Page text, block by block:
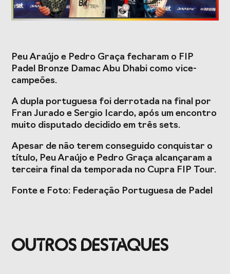
Estudos e Projetos
Português, o seu
financiamento
(1996-2024) e o seu
setor do Desporto
em Portugal e
Projetos Europeus
Eventos
Presidentes de
de Portugal
Desporto
Peu Araújo e Pedro Graça fecharam o FIP
Padel Bronze Damac Abu Dhabi como vice-
campeões.
A dupla portuguesa foi derrotada na final por
Fran Jurado e Sergio Icardo, após um encontro
muito disputado decidido em três sets.
Apesar de não terem conseguido conquistar o
título, Peu Araújo e Pedro Graça alcançaram a
terceira final da temporada no Cupra FIP Tour.
Fonte e Foto: Federação Portuguesa de Padel
OUTROS DESTAQUES